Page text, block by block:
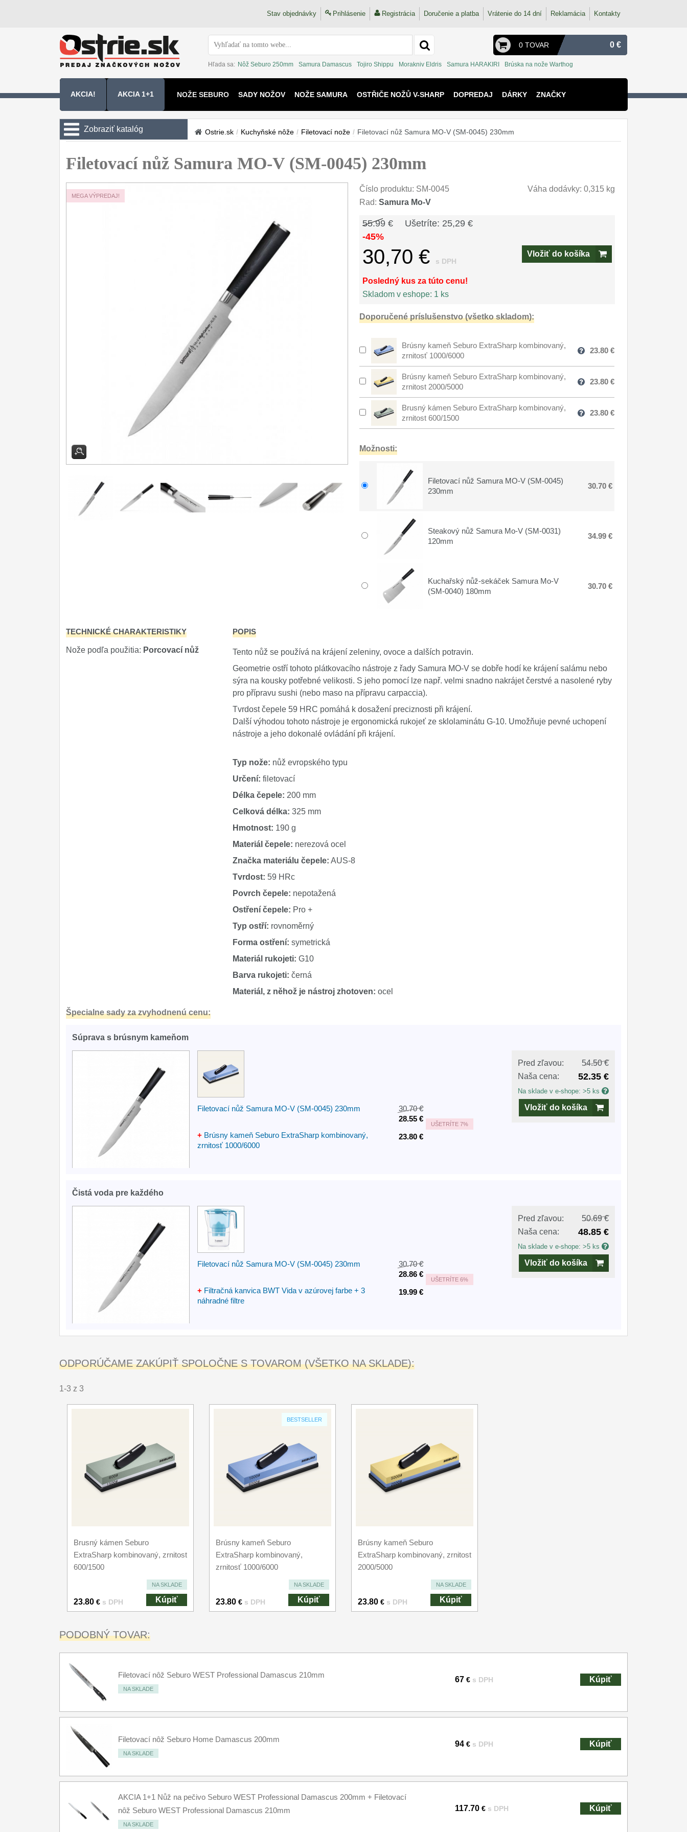
Stav objednávky Prihlásenie Registrácia Doručenie a platba Vrátenie do 14 dní Reklamácia Kontakty
0 TOVAR 0 €
Hľada sa: Nôž Seburo 250mm Samura Damascus Tojiro Shippu Morakniv Eldris Samura HARAKIRI Brúska na nože Warthog
AKCIA! AKCIA 1+1 NOŽE SEBURO SADY NOŽOV NOŽE SAMURA OSTŘIČE NOŽŮ V-SHARP DOPREDAJ DÁRKY ZNAČKY
Zobraziť katalóg
Sady nožov 9
Kuchařské nože
Sekáčky a speciální nože
Japonské nože
Zavírací nože
Ostřiče nožů V-Sharp
Ostrie.sk / Kuchyňské nôže / Filetovací nože / Filetovací nůž Samura MO-V (SM-0045) 230mm
Filetovací nůž Samura MO-V (SM-0045) 230mm
MEGA VÝPREDAJ!
Číslo produktu: SM-0045
Váha dodávky: 0,315 kg
Rad: Samura Mo-V
55.99 € Ušetríte: 25,29 €
-45%
30,70 € s DPH
Vložiť do košíka
Posledný kus za túto cenu!
Skladom v eshope: 1 ks
Doporučené príslušenstvo (všetko skladom):
Brúsny kameň Seburo ExtraSharp kombinovaný,
zrnitosť 1000/6000
23.80 €
Brúsny kameň Seburo ExtraSharp kombinovaný,
zrnitost 2000/5000
23.80 €
Brusný kámen Seburo ExtraSharp kombinovaný,
zrnitost 600/1500
23.80 €
Možnosti:
Filetovací nůž Samura MO-V (SM-0045)
230mm
30.70 €
Steakový nůž Samura Mo-V (SM-0031)
120mm
34.99 €
Kuchařský nůž-sekáček Samura Mo-V
(SM-0040) 180mm
30.70 €
TECHNICKÉ CHARAKTERISTIKY
Nože podľa použitia: Porcovací nůž
POPIS
Tento nůž se používá na krájení zeleniny, ovoce a dalších potravin.
Geometrie ostří tohoto plátkovacího nástroje z řady Samura MO-V se dobře hodí ke krájení salámu nebo
sýra na kousky potřebné velikosti. S jeho pomocí lze např. velmi snadno nakrájet čerstvé a nasolené ryby
pro přípravu sushi (nebo maso na přípravu carpaccia).
Tvrdost čepele 59 HRC pomáhá k dosažení preciznosti při krájení.
Další výhodou tohoto nástroje je ergonomická rukojeť ze sklolaminátu G-10. Umožňuje pevné uchopení
nástroje a jeho dokonalé ovládání při krájení.
Typ nože: nůž evropského typu
Určení: filetovací
Délka čepele: 200 mm
Celková délka: 325 mm
Hmotnost: 190 g
Materiál čepele: nerezová ocel
Značka materiálu čepele: AUS-8
Tvrdost: 59 HRc
Povrch čepele: nepotažená
Ostření čepele: Pro +
Typ ostří: rovnoměrný
Forma ostření: symetrická
Materiál rukojeti: G10
Barva rukojeti: černá
Materiál, z něhož je nástroj zhotoven: ocel
Špecialne sady za zvyhodnenú cenu:
Súprava s brúsnym kameňom
Filetovací nůž Samura MO-V (SM-0045) 230mm
30.70 €
28.55 €
UŠETRÍTE 7%
+ Brúsny kameň Seburo ExtraSharp kombinovaný,
zrnitosť 1000/6000
23.80 €
Pred zľavou:
54.50 €
Naša cena:
52.35 €
Na sklade v e-shope: >5 ks
Vložiť do košíka
Čistá voda pre každého
Filetovací nůž Samura MO-V (SM-0045) 230mm
30.70 €
28.86 €
UŠETRÍTE 6%
+ Filtračná kanvica BWT Vida v azúrovej farbe + 3
náhradné filtre
19.99 €
Pred zľavou:
50.69 €
Naša cena:
48.85 €
Na sklade v e-shope: >5 ks
Vložiť do košíka
ODPORÚČAME ZAKÚPIŤ SPOLOČNE S TOVAROM (VŠETKO NA SKLADE):
1-3 z 3
Brusný kámen Seburo
ExtraSharp kombinovaný, zrnitost
600/1500
NA SKLADE
23.80 € s DPH Kúpiť
BESTSELLER
Brúsny kameň Seburo
ExtraSharp kombinovaný,
zrnitosť 1000/6000
NA SKLADE
23.80 € s DPH Kúpiť
Brúsny kameň Seburo
ExtraSharp kombinovaný, zrnitost
2000/5000
NA SKLADE
23.80 € s DPH Kúpiť
PODOBNÝ TOVAR:
Filetovací nôž Seburo WEST Professional Damascus 210mm
NA SKLADE
67 € s DPH Kúpiť
Filetovací nôž Seburo Home Damascus 200mm
NA SKLADE
94 € s DPH Kúpiť
AKCIA 1+1 Nůž na pečivo Seburo WEST Professional Damascus 200mm + Filetovací
nôž Seburo WEST Professional Damascus 210mm
NA SKLADE
117.70 € s DPH Kúpiť